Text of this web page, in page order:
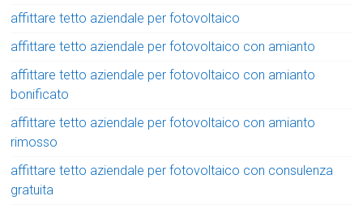
affittare tetto aziendale per fotovoltaico
affittare tetto aziendale per fotovoltaico con amianto
affittare tetto aziendale per fotovoltaico con amianto
bonificato
affittare tetto aziendale per fotovoltaico con amianto
rimosso
affittare tetto aziendale per fotovoltaico con consulenza
gratuita